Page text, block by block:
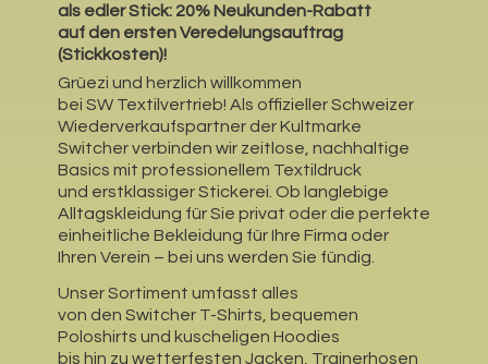
als edler Stick: 20% Neukunden-Rabatt
auf den ersten Veredelungsauftrag
(Stickkosten)!
Grüezi und herzlich willkommen
bei SW Textilvertrieb! Als offizieller Schweizer
Wiederverkaufspartner der Kultmarke
Switcher verbinden wir zeitlose, nachhaltige
Basics mit professionellem Textildruck
und erstklassiger Stickerei. Ob langlebige
Alltagskleidung für Sie privat oder die perfekte
einheitliche Bekleidung für Ihre Firma oder
Ihren Verein – bei uns werden Sie fündig.
Unser Sortiment umfasst alles
von den Switcher T-Shirts, bequemen
Poloshirts und kuscheligen Hoodies
bis hin zu wetterfesten Jacken, Trainerhosen